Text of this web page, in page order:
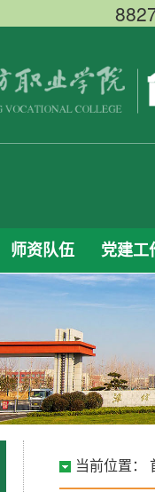
师资队伍 党建
当前位置：